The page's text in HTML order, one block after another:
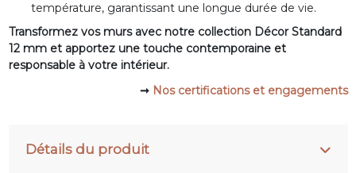
température, garantissant une longue durée de vie.
Transformez vos murs avec notre collection Décor Standard
12 mm et apportez une touche contemporaine et
responsable à votre intérieur.
➞ Nos certifications et engagements
Détails du produit